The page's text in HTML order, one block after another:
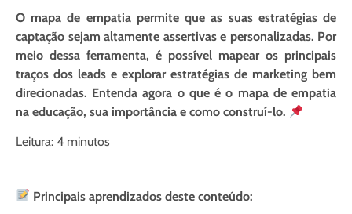
O mapa de empatia permite que as suas estratégias de
captação sejam altamente assertivas e personalizadas. Por
meio dessa ferramenta, é possível mapear os principais
traços dos leads e explorar estratégias de marketing bem
direcionadas. Entenda agora o que é o mapa de empatia
na educação, sua importância e como construí-lo.
Leitura: 4 minutos
Principais aprendizados deste conteúdo: